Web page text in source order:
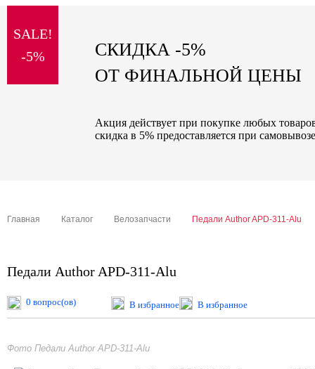
sale
special price
SALE!
-5%
СКИДКА -5%
ОТ ФИНАЛЬНОЙ ЦЕНЫ
Акция действует при покупке любых
скидка в 5% предоставляется при
Главная Каталог Велозапчасти Педали Author APD-311-Alu
Педали Author APD-311-Alu
0 вопрос(ов) В избранное В избранное
Фото Педали Author APD-311-Alu